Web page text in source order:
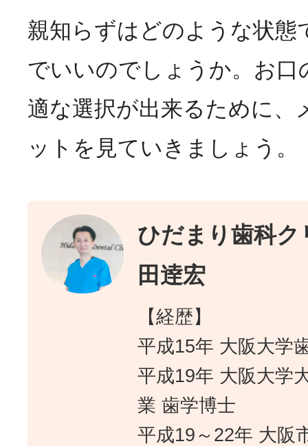
親知らずはどのような状態
でいいのでしょうか。お口
適な選択が出来るために、
ットを見ていきましょう。
ひだまり歯科ク
田逹宏
【経歴】
平成15年 大阪大学
平成19年 大阪大学
業 歯学博士
平成19～22年 大阪